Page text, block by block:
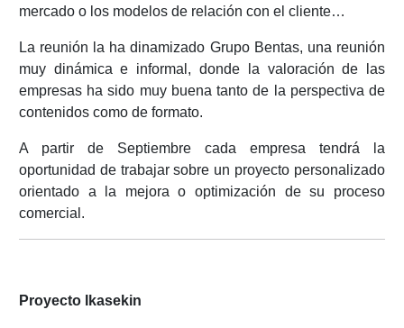
mercado o los modelos de relación con el cliente…
La reunión la ha dinamizado Grupo Bentas, una reunión
muy dinámica e informal, donde la valoración de las
empresas ha sido muy buena tanto de la perspectiva de
contenidos como de formato.
A partir de Septiembre cada empresa tendrá la
oportunidad de trabajar sobre un proyecto personalizado
orientado a la mejora o optimización de su proceso
comercial.
Proyecto Ikasekin